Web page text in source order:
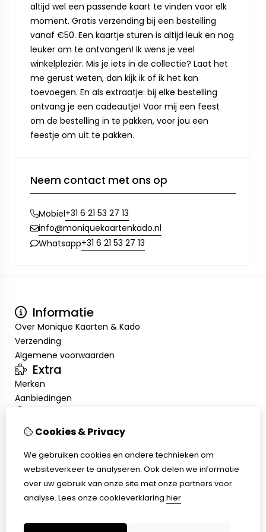
altijd wel een passende kaart te vinden voor elk
moment. Gratis verzending bij een bestelling
vanaf €50. Een kaartje sturen is altijd leuk en nog
leuker om te ontvangen! Ik wens je veel
winkelplezier. Mis je iets in de collectie? Laat het
me gerust weten, dan kijk ik of ik het kan
toevoegen. En als extraatje: bij elke bestelling
ontvang je een cadeautje! Voor mij een feest
om de bestelling in te pakken, voor jou een
feestje om uit te pakken.
Neem contact met ons op
Mobiel+31 6 21 53 27 13
info@moniquekaartenkado.nl
Whatsapp+31 6 21 53 27 13
Informatie
Over Monique Kaarten & Kado
Verzending
Algemene voorwaarden
Extra
Merken
Aanbiedingen
Inloggen
Nieuwsbrief
Klantenservice
Contact
Sitemap
Cookies & Privacy
We gebruiken cookies en andere technieken om
websiteverkeer te analyseren. Ook delen we informatie
over uw gebruik van onze site met onze partners voor
analyse. Lees onze cookieverklaring hier